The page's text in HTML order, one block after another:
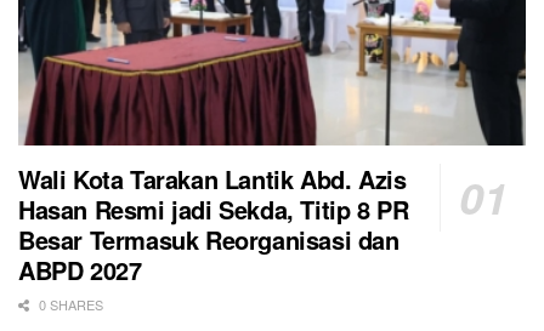
Wali Kota Tarakan Lantik Abd. Azis
Hasan Resmi jadi Sekda, Titip 8 PR
Besar Termasuk Reorganisasi dan
ABPD 2027
0 SHARES